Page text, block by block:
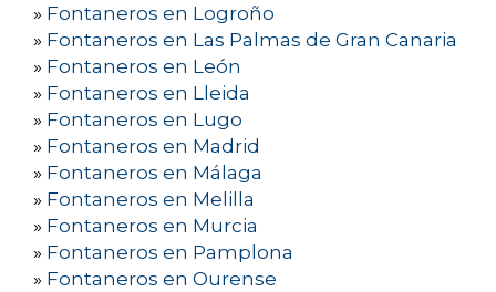
» Fontaneros en Logroño
» Fontaneros en Las Palmas de Gran Canaria
» Fontaneros en León
» Fontaneros en Lleida
» Fontaneros en Lugo
» Fontaneros en Madrid
» Fontaneros en Málaga
» Fontaneros en Melilla
» Fontaneros en Murcia
» Fontaneros en Pamplona
» Fontaneros en Ourense